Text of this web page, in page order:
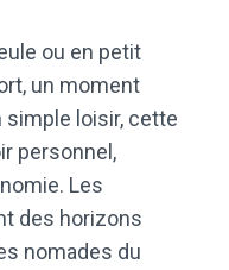
ou en petit
un moment
simple loisir, cette
personnel,
Les
des horizons
nomades du